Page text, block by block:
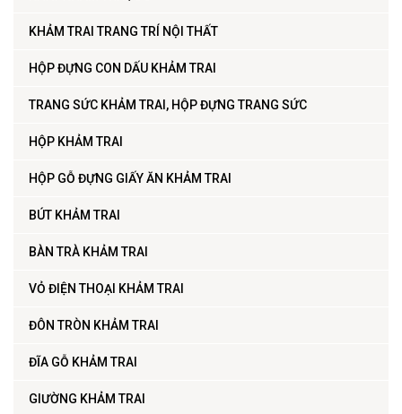
KHẢM TRAI TRANG TRÍ NỘI THẤT
HỘP ĐỰNG CON DẤU KHẢM TRAI
TRANG SỨC KHẢM TRAI, HỘP ĐỰNG TRANG SỨC
HỘP KHẢM TRAI
HỘP GỖ ĐỰNG GIẤY ĂN KHẢM TRAI
BÚT KHẢM TRAI
BÀN TRÀ KHẢM TRAI
VỎ ĐIỆN THOẠI KHẢM TRAI
ĐÔN TRÒN KHẢM TRAI
ĐĨA GỖ KHẢM TRAI
GIƯỜNG KHẢM TRAI